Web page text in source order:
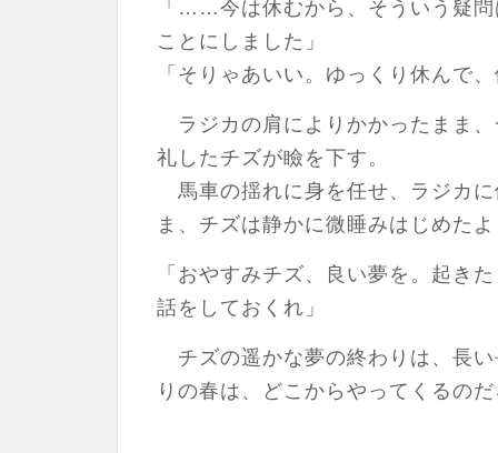
「……今は休むから、そういう疑
ことにしました」
「そりゃあいい。ゆっくり休んで
ラジカの肩によりかかったまま
礼したチズが瞼を下す。
馬車の揺れに身を任せ、ラジカ
ま、チズは静かに微睡みはじめた
「おやすみチズ、良い夢を。起き
話をしておくれ」
チズの遥かな夢の終わりは、長
りの春は、どこからやってくるの